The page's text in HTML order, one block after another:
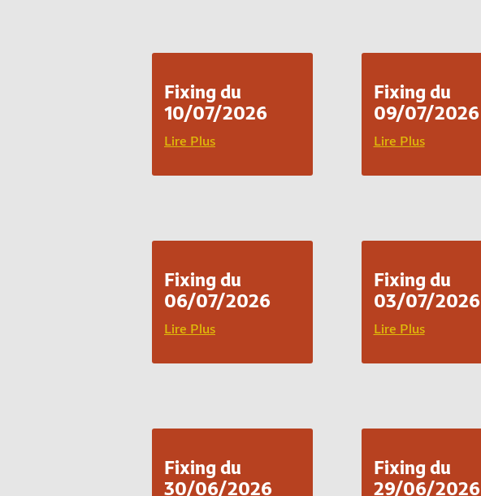
Fixing du
10/07/2026
Lire Plus
Fixing du
09/07/2026
Lire Plus
Fixing du
06/07/2026
Lire Plus
Fixing du
03/07/2026
Lire Plus
Fixing du
30/06/2026
Fixing du
29/06/2026